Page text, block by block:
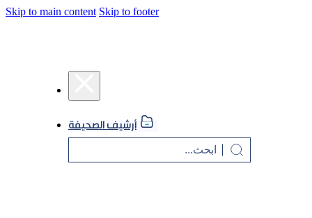
Skip to main content Skip to footer
أرشيف الصحيفة